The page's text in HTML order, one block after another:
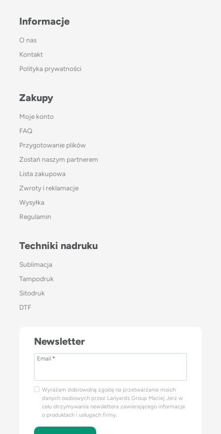
Informacje
O nas
Kontakt
Polityka prywatności
Zakupy
Moje konto
FAQ
Przygotowanie plików
Zostań naszym partnerem
Lista zakupowa
Zwroty i reklamacje
Wysyłka
Regulamin
Techniki nadruku
Sublimacja
Tampodruk
Sitodruk
DTF
Newsletter
Email *
Wyrażam dobrowolną zgodę na przetwarzanie moich
danych osobowych przez Lanyards Group Maciej Jerz w
celu otrzymywania newslettera zawierającego informacje
o produktach i usługach firmy.